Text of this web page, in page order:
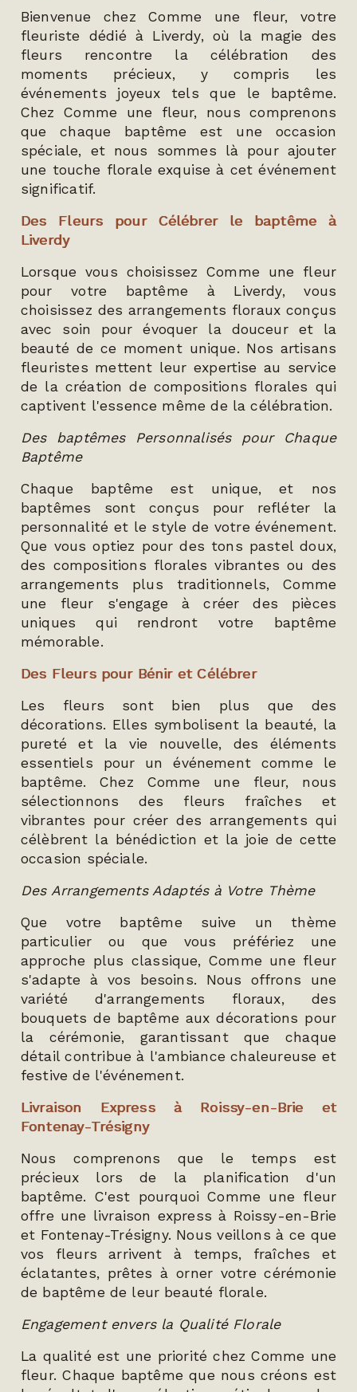
Bienvenue chez Comme une fleur, votre
fleuriste dédié à Liverdy, où la magie des
fleurs rencontre la célébration des
moments précieux, y compris les
événements joyeux tels que le baptême.
Chez Comme une fleur, nous comprenons
que chaque baptême est une occasion
spéciale, et nous sommes là pour ajouter
une touche florale exquise à cet événement
significatif.
Des Fleurs pour Célébrer le baptême à
Liverdy
Lorsque vous choisissez Comme une fleur
pour votre baptême à Liverdy, vous
choisissez des arrangements floraux conçus
avec soin pour évoquer la douceur et la
beauté de ce moment unique. Nos artisans
fleuristes mettent leur expertise au service
de la création de compositions florales qui
captivent l'essence même de la célébration.
Des baptêmes Personnalisés pour Chaque
Baptême
Chaque baptême est unique, et nos
baptêmes sont conçus pour refléter la
personnalité et le style de votre événement.
Que vous optiez pour des tons pastel doux,
des compositions florales vibrantes ou des
arrangements plus traditionnels, Comme
une fleur s'engage à créer des pièces
uniques qui rendront votre baptême
mémorable.
Des Fleurs pour Bénir et Célébrer
Les fleurs sont bien plus que des
décorations. Elles symbolisent la beauté, la
pureté et la vie nouvelle, des éléments
essentiels pour un événement comme le
baptême. Chez Comme une fleur, nous
sélectionnons des fleurs fraîches et
vibrantes pour créer des arrangements qui
célèbrent la bénédiction et la joie de cette
occasion spéciale.
Des Arrangements Adaptés à Votre Thème
Que votre baptême suive un thème
particulier ou que vous préfériez une
approche plus classique, Comme une fleur
s'adapte à vos besoins. Nous offrons une
variété d'arrangements floraux, des
bouquets de baptême aux décorations pour
la cérémonie, garantissant que chaque
détail contribue à l'ambiance chaleureuse et
festive de l'événement.
Livraison Express à Roissy-en-Brie et
Fontenay-Trésigny
Nous comprenons que le temps est
précieux lors de la planification d'un
baptême. C'est pourquoi Comme une fleur
offre une livraison express à Roissy-en-Brie
et Fontenay-Trésigny. Nous veillons à ce que
vos fleurs arrivent à temps, fraîches et
éclatantes, prêtes à orner votre cérémonie
de baptême de leur beauté florale.
Engagement envers la Qualité Florale
La qualité est une priorité chez Comme une
fleur. Chaque baptême que nous créons est